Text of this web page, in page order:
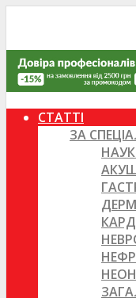
СТАТТІ
ЗА